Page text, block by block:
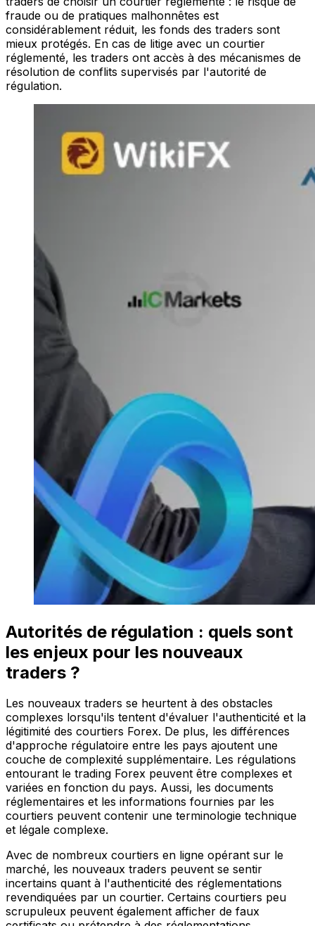
fraude ou de pratiques malhonnêtes est
considérablement réduit, les fonds des traders sont
mieux protégés. En cas de litige avec un courtier
réglementé, les traders ont accès à des mécanismes de
résolution de conflits supervisés par l'autorité de
régulation.
Autorités de régulation : quels sont
les enjeux pour les nouveaux
traders ?
Les nouveaux traders se heurtent à des obstacles
complexes lorsqu'ils tentent d'évaluer l'authenticité et la
légitimité des courtiers Forex. De plus, les différences
d'approche régulatoire entre les pays ajoutent une
couche de complexité supplémentaire. Les régulations
entourant le trading Forex peuvent être complexes et
variées en fonction du pays. Aussi, les documents
réglementaires et les informations fournies par les
courtiers peuvent contenir une terminologie technique
et légale complexe.
Avec de nombreux courtiers en ligne opérant sur le
marché, les nouveaux traders peuvent se sentir
incertains quant à l'authenticité des réglementations
revendiquées par un courtier. Certains courtiers peu
scrupuleux peuvent également afficher de faux